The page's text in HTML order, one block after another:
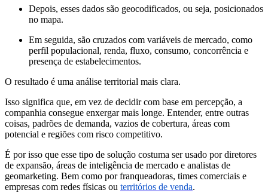
Depois, esses dados são geocodificados, ou seja, posicionados
no mapa.
Em seguida, são cruzados com variáveis de mercado, como
perfil populacional, renda, fluxo, consumo, concorrência e
presença de estabelecimentos.
O resultado é uma análise territorial mais clara.
Isso significa que, em vez de decidir com base em percepção, a
companhia consegue enxergar mais longe. Entender, entre outras
coisas, padrões de demanda, vazios de cobertura, áreas com
potencial e regiões com risco competitivo.
É por isso que esse tipo de solução costuma ser usado por diretores
de expansão, áreas de inteligência de mercado e analistas de
geomarketing. Bem como por franqueadoras, times comerciais e
empresas com redes físicas ou territórios de venda.